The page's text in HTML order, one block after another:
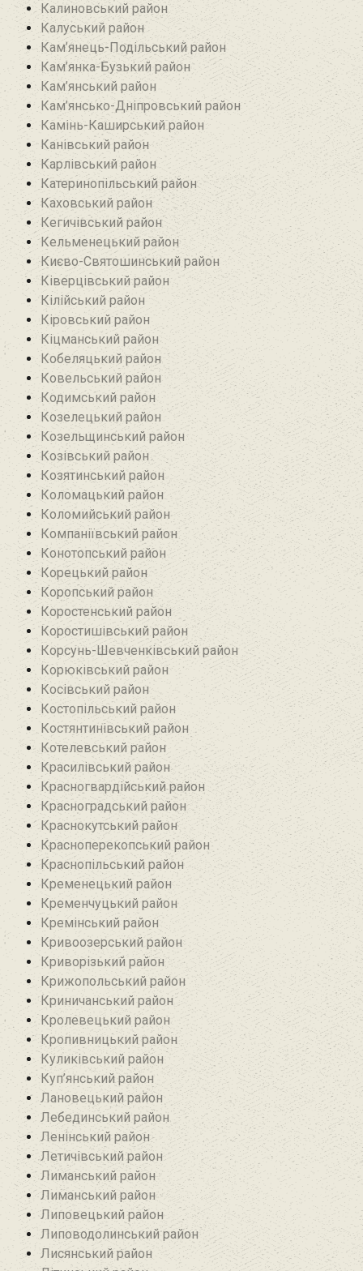
Калиновський район
Калуський район
Кам’янець-Подільський район
Кам’янка-Бузький район
Кам’янський район
Кам’янсько-Дніпровський район‎
Камінь-Каширський район
Канівський район
Карлівський район
Катеринопільський район
Каховський район
Кегичівський район
Кельменецький район
Києво-Святошинський район
Ківерцівський район‎
Кілійський район
Кіровський район
Кіцманський район
Кобеляцький район‎
Ковельський район
Кодимський район
Козелецький район
Козельщинський район
Козівський район
Козятинський район
Коломацький район
Коломийський район
Компаніївський район
Конотопський район
Корецький район
Коропський район
Коростенський район
Коростишівський район‎
Корсунь-Шевченківський район
Корюківський район
Косівський район
Костопільський район
Костянтинівський район‎
Котелевський район
Красилівський район
Красногвардійський район
Красноградський район
Краснокутський район
Красноперекопський район
Краснопільський район
Кременецький район
Кременчуцький район
Кремінський район‎
Кривоозерський район‎
Криворізький район
Крижопольський район
Криничанський район
Кролевецький район‎
Кропивницький район
Куликівський район
Куп’янський район
Лановецький район
Лебединський район
Ленінський район
Летичівський район
Лиманський район
Лиманський район
Липовецький район
Липоводолинський район
Лисянський район